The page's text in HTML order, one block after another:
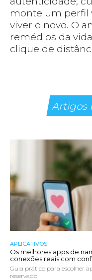
monte um perfil
viver o novo. O
remédios da
clique de
Artigos
APLICATIVOS
Os melhores apps de
conexões reais com
Guia prático para escolher
reservado